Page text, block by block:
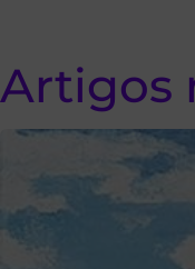
Artigos